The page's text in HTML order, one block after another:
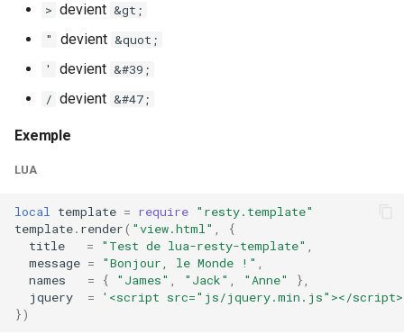
upload
upstream-jdomain
upsync
var
layouts/default.lsp
include/header.lsp
Comment puis-je vider le
cache des modèles
Où est utilisé lua-resty-
> devient &gt;
"
devient &quot;
'
devient &#39;
/ devient &#47;
Exemple
LUA
local template = require "resty.template"
template. render( "view.html"
{
title
= "Test de lua-resty-template"
message = "Bonjour, le Monde !"
names
= { "James" "Jack" "Anne"
},
jquery
=
'<script src="js/jquery.min.js"></
})